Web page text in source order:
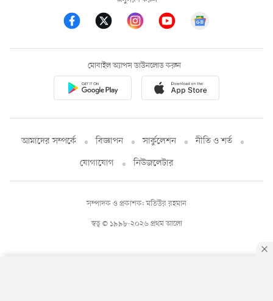
মোবাইল অ্যাপস ডাউনলোড করুন
আমাদের সম্পর্কে বিজ্ঞাপন সার্কুলেশন
নীতি ও শর্ত
যোগাযোগ
নিউজলেটার
স্বত্ব © ১৯৯৮-২০২৬ প্রথম আলো
সম্পাদক ও প্রকাশক: মতিউর রহমান